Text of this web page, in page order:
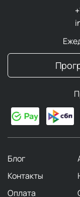
Блог
Контакты
Оплата